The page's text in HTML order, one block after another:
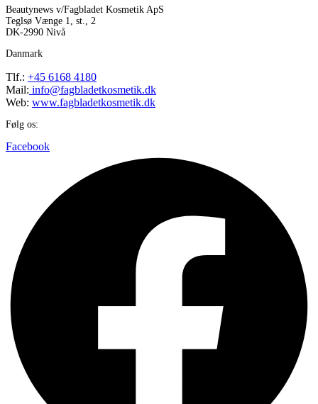
Beautynews v/Fagbladet Kosmetik ApS
Teglsø Vænge 1, st., 2
DK-2990 Nivå
Danmark
Tlf.: +45 6168 4180
Mail: info@fagbladetkosmetik.dk
Web: www.fagbladetkosmetik.dk
Følg os:
Facebook